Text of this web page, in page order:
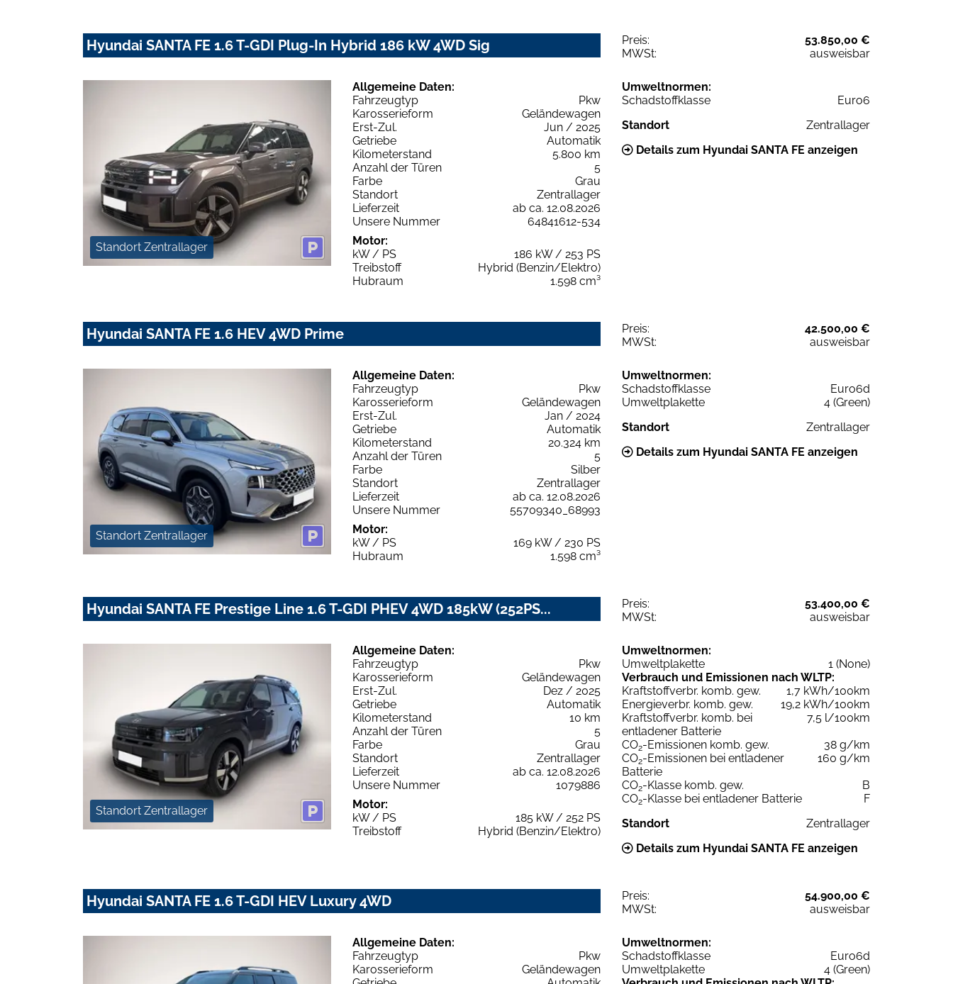
Hyundai SANTA FE 1.6 T-GDI Plug-In Hybrid 186 kW 4WD Sig Preis:
53.850,00 €
MWSt:
ausweisbar
Standort Zentrallager
Allgemeine Daten:
Fahrzeugtyp
Pkw
Karosserieform
Geländewagen
Erst-Zul.
Jun / 2025
Getriebe
Automatik
Kilometerstand
5.800 km
Anzahl der Türen
5
Farbe
Grau
Standort
Zentrallager
Lieferzeit
ab ca. 12.08.2026
Unsere Nummer
64841612-534
Motor:
kW / PS
186 kW / 253 PS
Treibstoff
Hybrid (Benzin/Elektro)
Hubraum
1.598 cm³
Umweltnormen:
Schadstoffklasse
Euro6
Standort
Zentrallager
Details zum Hyundai SANTA FE anzeigen
Hyundai SANTA FE 1.6 HEV 4WD Prime Preis:
42.500,00 €
MWSt:
ausweisbar
Standort Zentrallager
Allgemeine Daten:
Fahrzeugtyp
Pkw
Karosserieform
Geländewagen
Erst-Zul.
Jan / 2024
Getriebe
Automatik
Kilometerstand
20.324 km
Anzahl der Türen
5
Farbe
Silber
Standort
Zentrallager
Lieferzeit
ab ca. 12.08.2026
Unsere Nummer
55709340_68993
Motor:
kW / PS
169 kW / 230 PS
Hubraum
1.598 cm³
Umweltnormen:
Schadstoffklasse
Euro6d
Umweltplakette
4 (Green)
Standort
Zentrallager
Details zum Hyundai SANTA FE anzeigen
Hyundai SANTA FE Prestige Line 1.6 T-GDI PHEV 4WD 185kW (252PS... Preis:
53.400,00 €
MWSt:
ausweisbar
Standort Zentrallager
Allgemeine Daten:
Fahrzeugtyp
Pkw
Karosserieform
Geländewagen
Erst-Zul.
Dez / 2025
Getriebe
Automatik
Kilometerstand
10 km
Anzahl der Türen
5
Farbe
Grau
Standort
Zentrallager
Lieferzeit
ab ca. 12.08.2026
Unsere Nummer
1079886
Motor:
kW / PS
185 kW / 252 PS
Treibstoff
Hybrid (Benzin/Elektro)
Umweltnormen:
Umweltplakette
1 (None)
Verbrauch und Emissionen nach WLTP:
Kraftstoffverbr. komb. gew.
1,7 kWh/100km
Energieverbr. komb. gew.
19,2 kWh/100km
Kraftstoffverbr. komb. bei
entladener Batterie
7,5 l/100km
CO2-Emissionen komb. gew.
38 g/km
CO2-Emissionen bei entladener
Batterie
160 g/km
CO2-Klasse komb. gew.
B
CO2-Klasse bei entladener Batterie
F
Standort
Zentrallager
Details zum Hyundai SANTA FE anzeigen
Hyundai SANTA FE 1.6 T-GDI HEV Luxury 4WD Preis:
54.900,00 €
MWSt:
ausweisbar
Allgemeine Daten:
Fahrzeugtyp
Pkw
Karosserieform
Geländewagen
Umweltnormen:
Schadstoffklasse
Euro6d
Umweltplakette
4 (Green)